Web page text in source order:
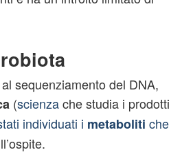
sequenziamento del DNA,
(scienzache studia i prodotti
individuati i metaboliti che